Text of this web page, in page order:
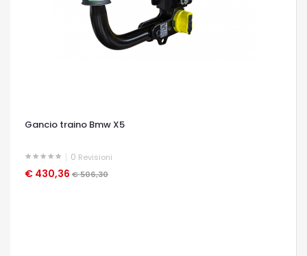
Gancio traino Bmw X5
0 Revisioni
€ 430,36 € 506,30
OCCHIATA VELOCE